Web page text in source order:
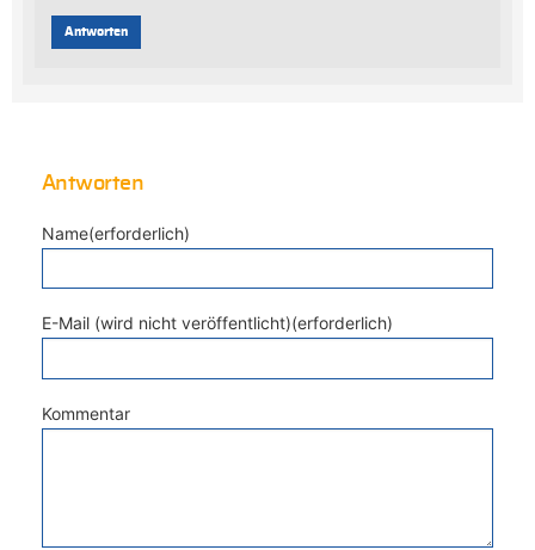
Antworten
Antworten
Name(erforderlich)
E-Mail (wird nicht veröffentlicht)(erforderlich)
Kommentar